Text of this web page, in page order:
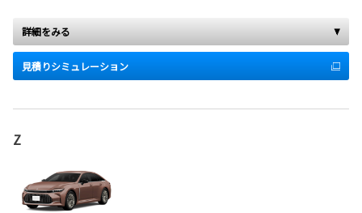
詳細をみる
見積りシミュレーション
Z